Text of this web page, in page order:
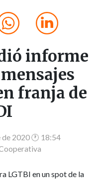
informe
franja de
2020 🕐 18:54
LGTBI en un spot de la